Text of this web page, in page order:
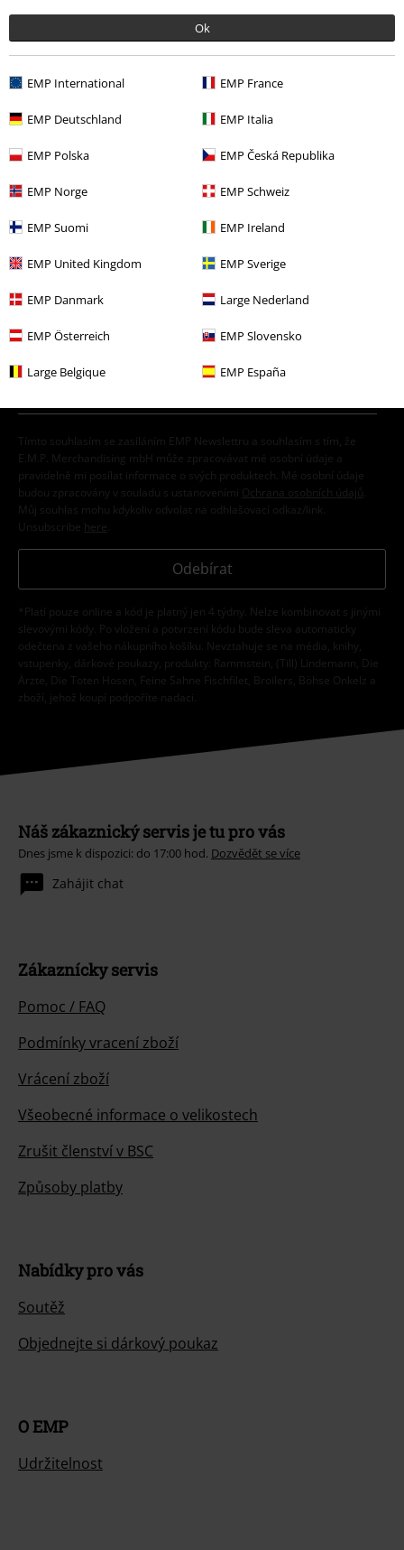
Ok
EMP International EMP France
EMP Deutschland EMP Italia
EMP Polska EMP Česká Republika
EMP Norge EMP Schweiz
EMP Suomi EMP Ireland
EMP United Kingdom EMP Sverige
EMP Danmark Large Nederland
EMP Österreich EMP Slovensko
Large Belgique EMP España
More categories. More options.
E-Mail Newsletter
teď!Více
Tímto souhlasím se zasíláním EMP Newslettru a souhlasím s tím, že
E.M.P. Merchandising mbH může zpracovávat mé osobní údaje a
pravidelně mi posílat informace o svých produktech. Mé osobní údaje
budou zpracovány v souladu s ustanoveními
Ochrana osobních údajů
Můj souhlas mohu kdykoliv odvolat na odhlašovací odkaz/link.
Unsubscribe here
Odebírat
*Platí pouze online a kód je platný jen 4 týdny. Nelze kombinovat s jinými
slevovými kódy. Po vložení a potvrzení kódu bude sleva automaticky
odečtena z vašeho nákupního košíku. Nevztahuje se na média, knihy,
vstupenky, dárkové poukazy, produkty: Rammstein, (Till) Lindemann, Die
Ärzte, Die Toten Hosen, Feine Sahne Fischfilet, Broilers, Böhse Onkelz a
zboží, jehož koupí podpoříte nadaci.
Náš zákaznický servis je tu pro vás
Dnes jsme k dispozici: do 17:00 hod. Dozvědět se více
Zahájit chat
Zákaznícky servis
Pomoc / FAQ
Podmínky vracení zboží
Vrácení zboží
Všeobecné informace o velikostech
Zrušit členství v BSC
Způsoby platby
Nabídky pro vás
Soutěž
Objednejte si dárkový poukaz
O EMP
Udržitelnost